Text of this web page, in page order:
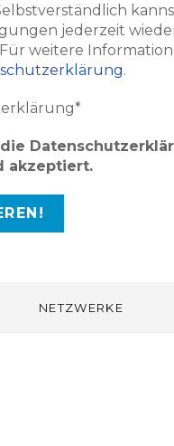
jederzeit
weitere
.
akzeptiert.
NETZWERKE